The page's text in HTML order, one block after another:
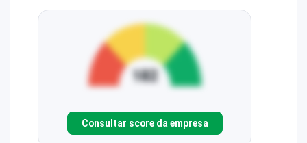
Consultar score da empresa